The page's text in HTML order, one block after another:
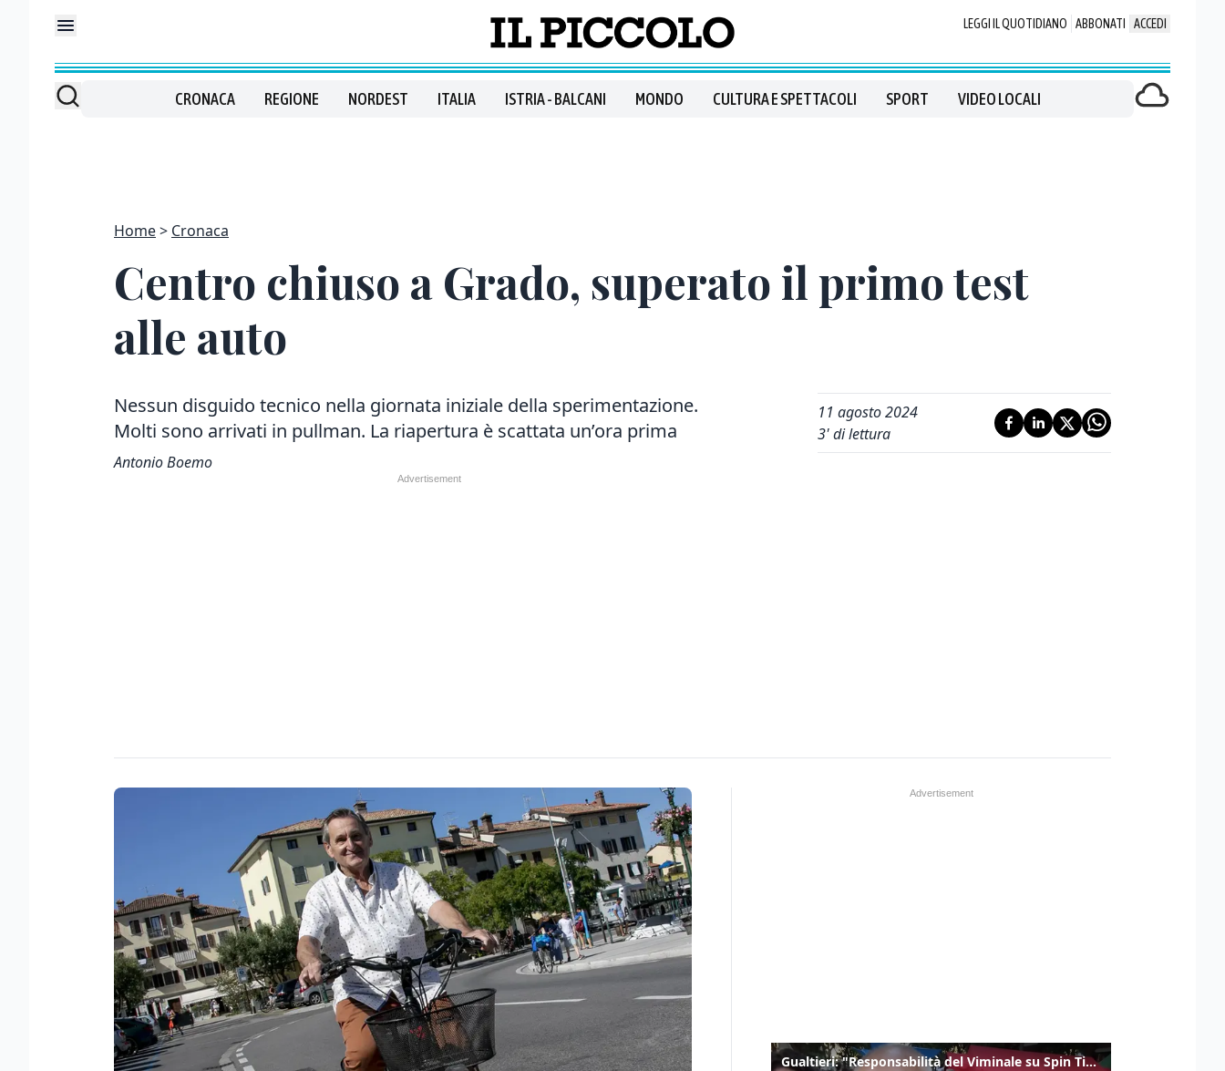
LEGGI IL QUOTIDIANO ABBONATI ACCEDI
CRONACA REGIONE NORDEST ITALIA ISTRIA - BALCANI MONDO CULTURA E SPETTACOLI SPORT VIDEO LOCALI
Home Cronaca
Centro chiuso a Grado, superato il primo test
alle auto
Nessun disguido tecnico nella giornata iniziale della sperimentazione.
Molti sono arrivati in pullman. La riapertura è scattata un’ora prima
Antonio Boemo
11 agosto 2024
3' di lettura
Gualtieri: "Responsabilità del Viminale su Spin Time? La posizione dei partiti è nota"